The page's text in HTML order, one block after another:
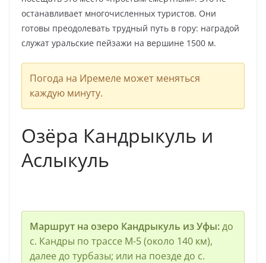
останавливает многочисленных туристов. Они
готовы преодолевать трудный путь в гору: наградой
служат уральские пейзажи на вершине 1500 м.
Погода на Иремеле может меняться
каждую минуту.
Озёра Кандрыкуль и
Аслыкуль
Маршрут на озеро Кандрыкуль из Уфы:до
с. Кандры по трассе М-5 (около 140 км),
далее до турбазы; или на поезде до с.